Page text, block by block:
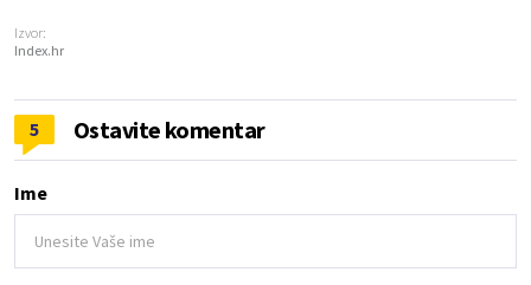
Izvor:
Index.hr
5 Ostavite komentar
Ime